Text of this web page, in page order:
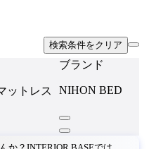
検索条件をクリア
ットレス
ブランド
NIHON BED